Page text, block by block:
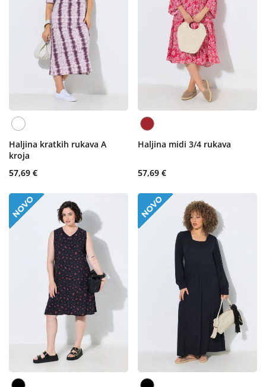
Haljina kratkih rukava A
kroja
57,69 €
Haljina midi 3/4 rukava
57,69 €